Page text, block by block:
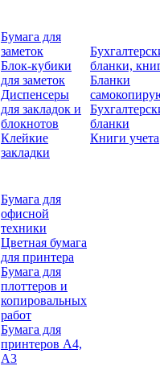
Бумага для
заметок
Блок-кубики
для заметок
Диспенсеры
для закладок и
блокнотов
Клейкие
закладки
бланки,
Бланки
бланки
Книги учета
Бумага для
офисной
техники
Цветная бумага
для принтера
Бумага для
плоттеров и
копировальных
работ
Бумага для
принтеров А4,
А3